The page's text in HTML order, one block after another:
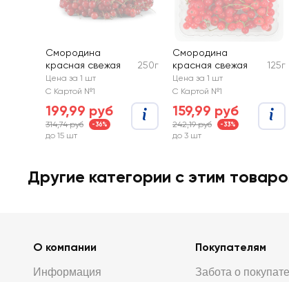
Смородина
красная свежая
250г
Цена за 1 шт
С Картой №1
199,99 руб
314,74 руб -36%
до 15 шт
Смородина
красная свежая
125г
Цена за 1 шт
С Картой №1
159,99 руб
242,19 руб -33%
до 3 шт
Другие категории с этим
О компании
Информация
Покупателям
Забота о